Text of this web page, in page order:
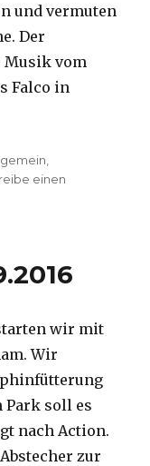
und vermuten
Der
Musik vom
Falco in
einen
wir mit
Wir
Park soll es
nach Action.
zur